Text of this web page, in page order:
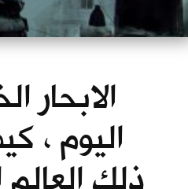
الابحار
اليوم ،